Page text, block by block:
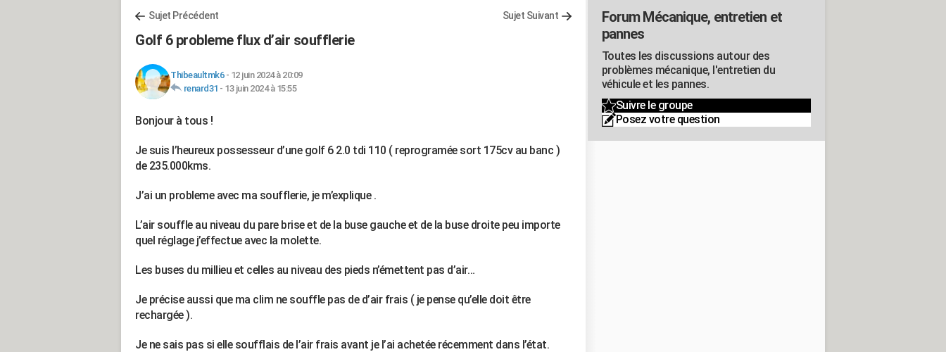
Sujet Précédent Sujet Suivant
Golf 6 probleme flux d’air soufflerie
Thibeaultmk6- 12 juin 2024 à 20:09
renard31 - 13 juin 2024 à 15:55
Bonjour à tous !
Je suis l’heureux possesseur d’une golf 6 2.0 tdi 110 ( reprogramée sort 175cv au banc )
de 235.000kms.
J’ai un probleme avec ma soufflerie, je m’explique .
L’air souffle au niveau du pare brise et de la buse gauche et de la buse droite peu importe
quel réglage j’effectue avec la molette.
Les buses du millieu et celles au niveau des pieds n’émettent pas d’air…
Je précise aussi que ma clim ne souffle pas de d’air frais ( je pense qu’elle doit être
rechargée ).
Je ne sais pas si elle soufflais de l’air frais avant je l’ai achetée récemment dans l’état.
Forum Mécanique, entretien et
pannes
Toutes les discussions autour des
problèmes mécanique, l'entretien du
véhicule et les pannes.
Suivre le groupe
Posez votre question